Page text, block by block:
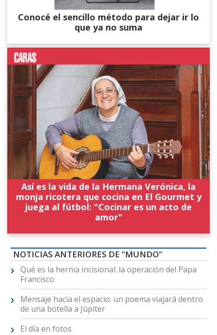
Conocé el sencillo método para dejar ir lo
que ya no suma
Así es la vida de la Hermana Verónica, la
monja ricotera que cocina en El Gourmet y
juega al fútbol: "Cocinar es un acto de
amor"
NOTICIAS ANTERIORES DE "MUNDO"
Qué es la hernia incisional: la operación del Papa
Francisco
Mensaje hacia el espacio: un poema viajará dentro
de una botella a Júpiter
El día en fotos